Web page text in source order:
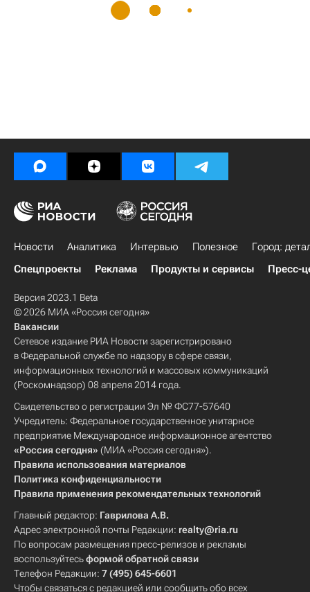
Новости Аналитика Интервью Полезное
Город:
Спецпроекты
Реклама Продукты и сервисы Пресс-
Версия 2023.1 Beta
© 2026 МИА «Россия сегодня»
Вакансии
Сетевое издание РИА Новости зарегистрировано
в Федеральной службе по надзору в сфере связи,
информационных технологий и массовых коммуникаций
(Роскомнадзор) 08 апреля 2014 года.
Свидетельство о регистрации Эл № ФС77-57640
Учредитель: Федеральное государственное унитарное
предприятие Международное информационное агентство
«Россия сегодня» (МИА «Россия сегодня»).
Правила использования материалов
Политика конфиденциальности
Правила применения рекомендательных технологий
Главный редактор: Гаврилова А.В.
Адрес электронной почты Редакции: realty@ria.ru
По вопросам размещения пресс-релизов и рекламы
воспользуйтесьформой обратной связи
Телефон Редакции: 7 (495) 645-6601
Чтобы связаться с редакцией или сообщить обо всех